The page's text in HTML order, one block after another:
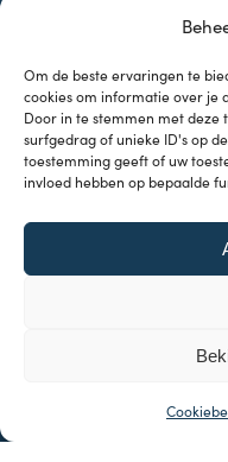
Om de beste ervaringen te
cookies om informatie over je
Door in te stemmen met deze
surfgedrag of unieke ID's op
toestemming geeft of uw
invloed hebben op bepaalde
Onderwerpen
Investeren &